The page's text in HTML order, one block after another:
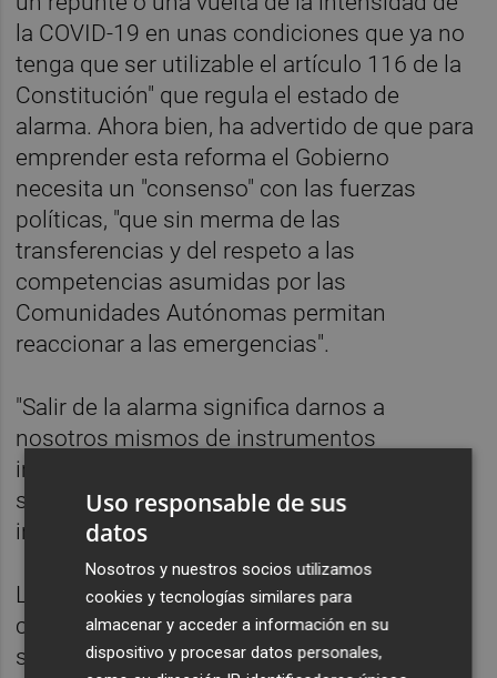
la COVID-19 en unas condiciones que ya no
tenga que ser utilizable el artículo 116 de la
Constitución" que regula el estado de
alarma. Ahora bien, ha advertido de que para
emprender esta reforma el Gobierno
necesita un "consenso" con las fuerzas
políticas, "que sin merma de las
transferencias y del respeto a las
competencias asumidas por las
Comunidades Autónomas permitan
reaccionar a las emergencias".
"Salir de la alarma significa darnos a
nosotros mismos de instrumentos
importantes para poder navegar cualquier
situación que vuelva a perturbarnos", ha
incidido.
La propia Calvo ha abierto una ronda de
contactos con los grupos políticos para
sondear su disposición a apoyar una quinta
Uso responsable de sus
datos
Nosotros y nuestros socios utilizamos
cookies y tecnologías similares para
almacenar y acceder a información en su
dispositivo y procesar datos personales,